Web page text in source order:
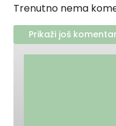
Trenutno nema
Prikaži još